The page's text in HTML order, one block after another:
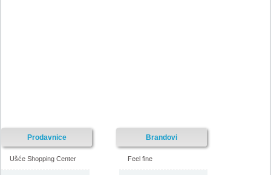
Prodavnice
Ušće Shopping Center
Brandovi
Feel fine